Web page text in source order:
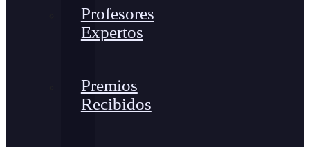
Profesores
Expertos
Premios
Recibidos